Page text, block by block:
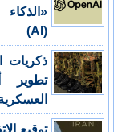
(AI)
ذكريات
تطوير
توقيع